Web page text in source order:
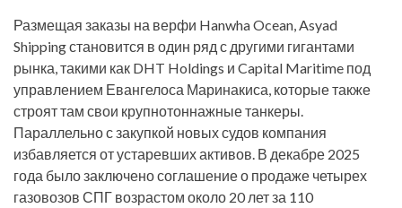
Размещая заказы на верфи Hanwha Ocean, Asyad
Shipping становится в один ряд с другими гигантами
рынка, такими как DHT Holdings и Capital Maritime под
управлением Евангелоса Маринакиса, которые также
строят там свои крупнотоннажные танкеры.
Параллельно с закупкой новых судов компания
избавляется от устаревших активов. В декабре 2025
года было заключено соглашение о продаже четырех
газовозов СПГ возрастом около 20 лет за 110